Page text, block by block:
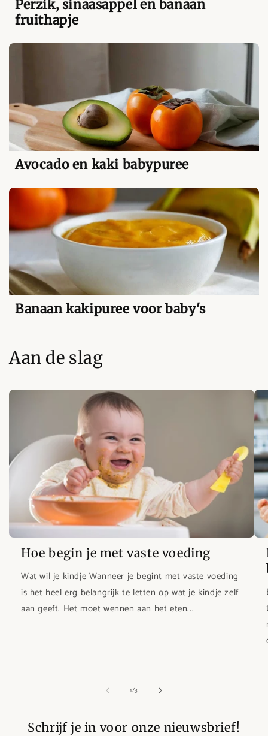
Perzik, sinaasappel en banaan
fruithapje
Avocado en kaki babypuree
Banaan kakipuree voor baby's
Aan de slag
Hoe begin je met vaste voeding
Wat wil je kindje Wanneer je begint met vaste voeding
is het heel erg belangrijk te letten op wat je kindje zelf
aan geeft. Het moet wennen aan het eten...
1/van
3
Schrijf je in voor onze nieuwsbrief!